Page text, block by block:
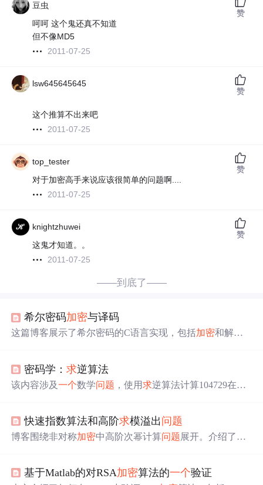
豆虫
呵呵 这个鬼还真不知道
但不像MD5
2011-07-25
赞
lsw645645645
这个推算不出来吧
2011-07-25
赞
top_tester
对于加密高手来说应该很简单的问题啊....
2011-07-25
赞
knightzhuwei
这鬼才知道。。
2011-07-25
赞
——到底了——
希尔密码加密与译码
这篇博客展示了希尔密码的C语言实现，包括加密和解密
密码学：求逆算法
该内容涉及一个数学问题 ，使用求逆算法计算104729在模1
快速指数算法和高阶求模溢出问题
博客围绕非对称加密中高阶次幂计算问题展开。介绍了快
溢出问题，证明在求n次幂计算过程中求模与最后一次性
基于Matlab的对RSA加密算法的一个验证